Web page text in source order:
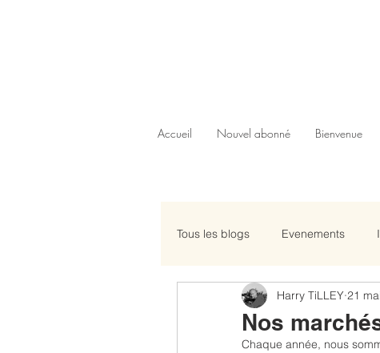
Accueil Nouvel abonné Bienvenue
Tous les blogs Evenements
Nos
Harry TiLLEY 21
Chaque année, nous